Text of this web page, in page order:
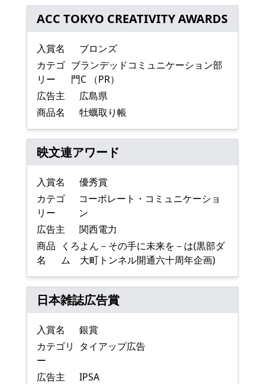
ACC TOKYO CREATIVITY AWARDS
入賞名
ブロンズ
カテゴ
リー
ブランデッドコミュニケーション部
門C （PR）
広告主
広島県
商品名
牡蠣取り帳
映文連アワード
入賞名
優秀賞
カテゴ
リー
コーポレート・コミュニケーショ
ン
広告主
関西電力
商品
名
くろよん－その手に未来を－は(黒部ダ
ム 大町トンネル開通六十周年企画)
日本雑誌広告賞
入賞名
銀賞
カテゴリ
ー
タイアップ広告
広告主
IPSA